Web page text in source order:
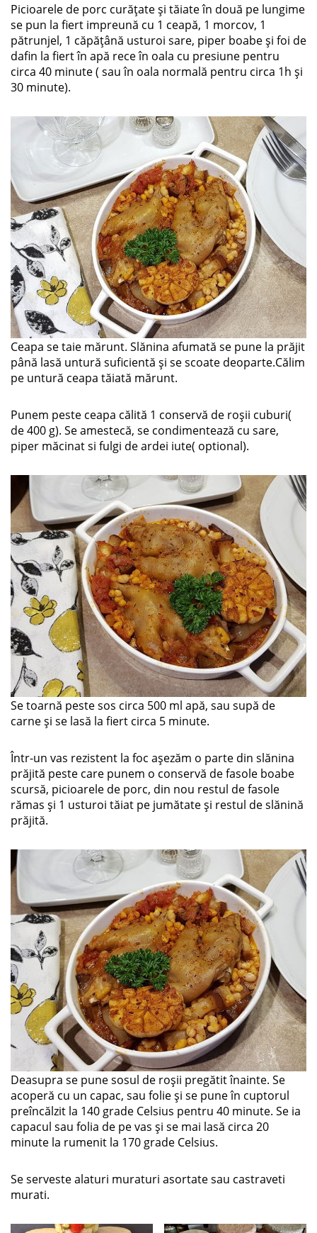
Picioarele de porc curățate și tăiate în două pe lungime
se pun la fiert impreună cu 1 ceapă, 1 morcov, 1
pătrunjel, 1 căpățână usturoi sare, piper boabe și foi de
dafin la fiert în apă rece în oala cu presiune pentru
circa 40 minute ( sau în oala normală pentru circa 1h și
30 minute).
Ceapa se taie mărunt. Slănina afumată se pune la prăjit
până lasă untură suficientă și se scoate deoparte.Călim
pe untură ceapa tăiată mărunt.
Punem peste ceapa călită 1 conservă de roșii cuburi(
de 400 g). Se amestecă, se condimentează cu sare,
piper măcinat si fulgi de ardei iute( optional).
Se toarnă peste sos circa 500 ml apă, sau supă de
carne și se lasă la fiert circa 5 minute.
Într-un vas rezistent la foc așezăm o parte din slănina
prăjită peste care punem o conservă de fasole boabe
scursă, picioarele de porc, din nou restul de fasole
rămas și 1 usturoi tăiat pe jumătate și restul de slănină
prăjită.
Deasupra se pune sosul de roșii pregătit înainte. Se
acoperă cu un capac, sau folie și se pune în cuptorul
preîncălzit la 140 grade Celsius pentru 40 minute. Se ia
capacul sau folia de pe vas și se mai lasă circa 20
minute la rumenit la 170 grade Celsius.
Se serveste alaturi muraturi asortate sau castraveti
murati.